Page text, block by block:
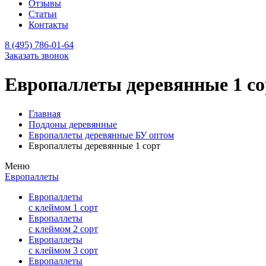
Отзывы
Статьи
Контакты
8 (495) 786-01-64
Заказать звонок
Европаллеты деревянные 1
Главная
Поддоны деревянные
Европаллеты деревянные БУ оптом
Европаллеты деревянные 1 сорт
Меню
Европаллеты
Европаллеты
с клеймом 1 сорт
Европаллеты
с клеймом 2 сорт
Европаллеты
с клеймом 3 сорт
Европаллеты